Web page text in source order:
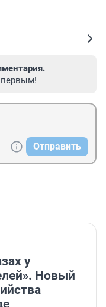
первым!
Отправить
у
Новый